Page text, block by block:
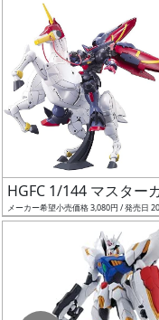
し
た
店
最
安
HGFC 1/144 マスター
メーカー希望小売価格 3,080円 / 発売日